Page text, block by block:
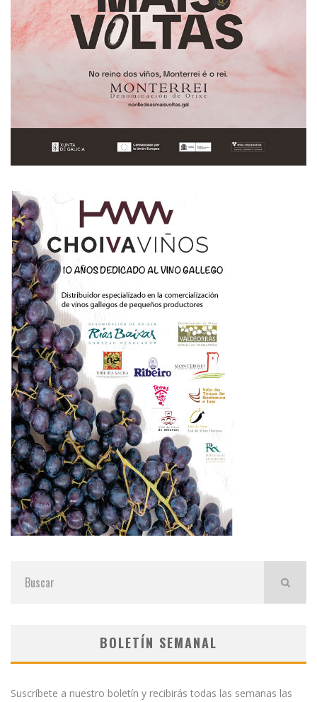
BOLETÍN SEMANAL
Suscríbete a nuestro boletín y recibirás todas las semanas las